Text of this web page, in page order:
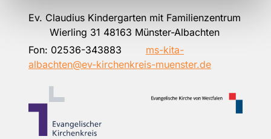
Ev. Claudius Kindergarten mit Familienzentrum
Wierling 31 48163 Münster-Albachten
Fon: 02536-343883
ms-kita-
albachten@ev-kirchenkreis-muenster.de